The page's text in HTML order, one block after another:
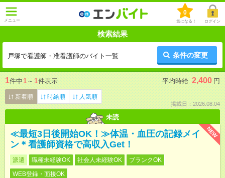
メニュー
0
気になる！ ログイン
検索結果
戸塚で看護師・准看護師のバイト一覧 条件の変更
1件中1 ～ 1件表示 平均時給: 2,400 円
新着順 時給順 人気順
掲載日：2026.08.04
未読
NEW
≪最短3日後開始OK！≫体温・血圧の記録メイ
ン＊看護師資格で高収入Get！
派遣 職種未経験OK 社会人未経験OK
ブランクOK
WEB登録・面接OK